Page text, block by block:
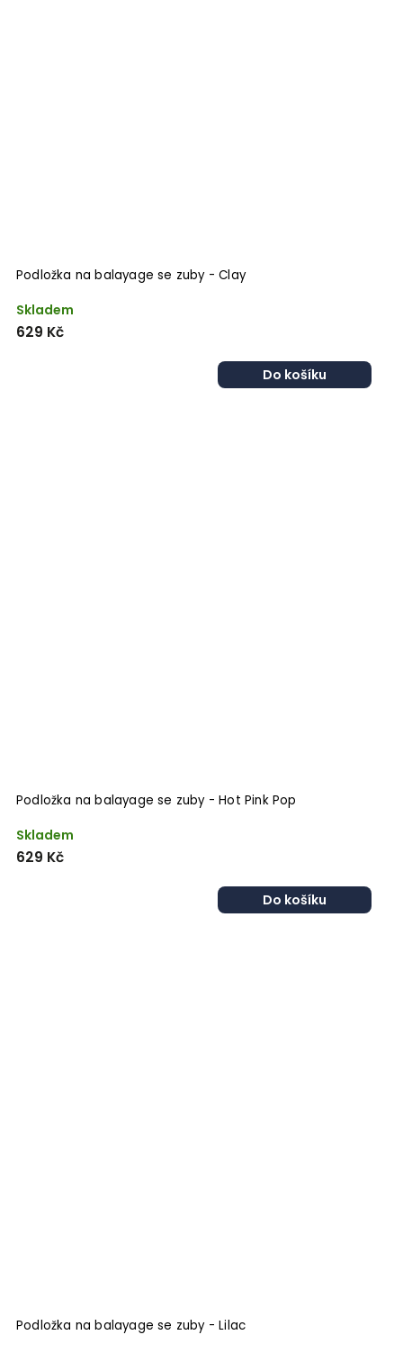
Podložka na balayage se zuby - Clay
Skladem
629 Kč
Do košíku
Podložka na balayage se zuby - Hot Pink Pop
Skladem
629 Kč
Do košíku
Podložka na balayage se zuby - Lilac